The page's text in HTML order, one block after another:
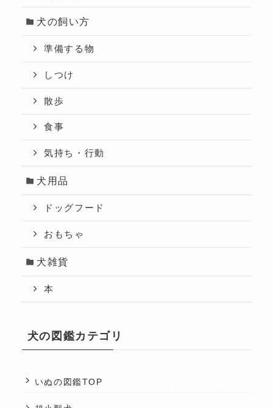
犬の飼い方
準備する物
しつけ
散歩
食事
気持ち・行動
犬用品
ドッグフード
おもちゃ
犬雑貨
本
犬の図鑑カテゴリ
いぬの図鑑TOP